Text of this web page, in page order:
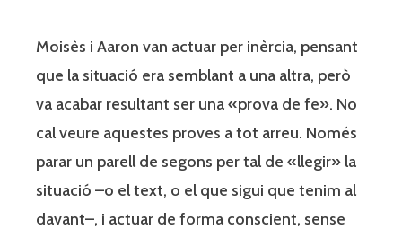
Moisès i Aaron van actuar per inèrcia, pensant
que la situació era semblant a una altra, però
va acabar resultant ser una «prova de fe». No
cal veure aquestes proves a tot arreu. Només
parar un parell de segons per tal de «llegir» la
situació –o el text, o el que sigui que tenim al
davant–, i actuar de forma conscient, sense